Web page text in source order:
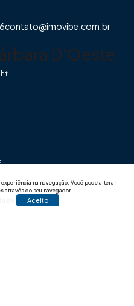
na navegação. Você pode alterar
através do seu navegador.
Aceito
contato@imovibe.com.br
D'Oeste